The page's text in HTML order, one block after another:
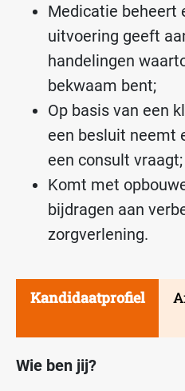
Medicatie beheert
uitvoering geeft
handelingen
bekwaam bent;
Op basis van een
een besluit neemt
een consult vraagt;
Komt met
bijdragen aan
zorgverlening.
Kandidaatprofiel
Wie ben jij?